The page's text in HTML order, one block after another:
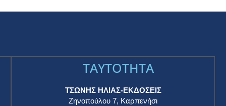
TAYTOTHTA
ΤΣΩΝΗΣ ΗΛΙΑΣ-ΕΚΔΟΣΕΙΣ
Ζηνοπούλου 7, Καρπενήσι